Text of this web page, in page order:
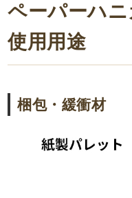
ペーパーハ
使用用途
梱包・緩衝材